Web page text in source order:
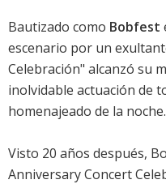
Bautizado como Bobfest
escenario por un
Celebración" alcanzó su
inolvidable actuación de
homenajeado de la noche.
Visto 20 años después,
Anniversary Concert